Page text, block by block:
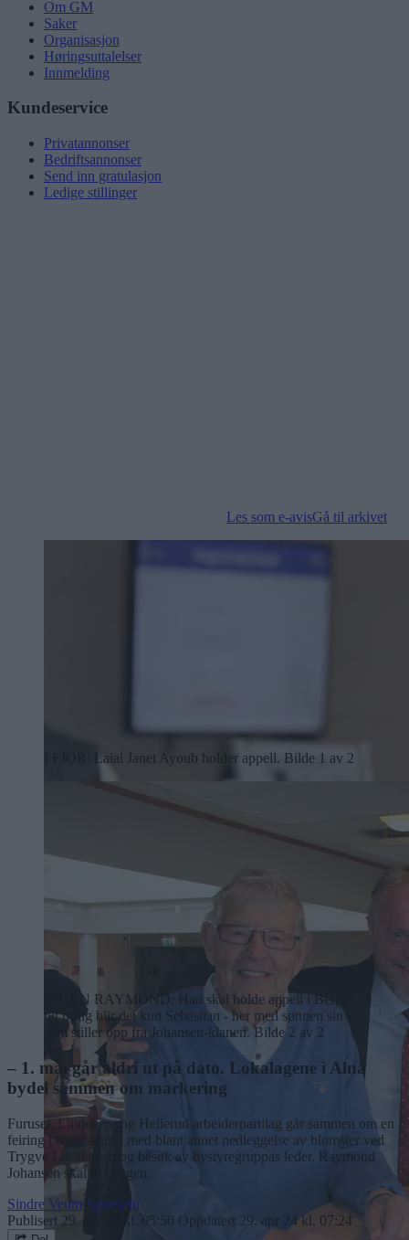
Om GM
Saker
Organisasjon
Høringsuttalelser
Innmelding
Kundeservice
Privatannonser
Bedriftsannonser
Send inn gratulasjon
Ledige stillinger
Les som e-avisGå til arkivet
I FJOR: Laial Janet Ayoub holder appell. Bilde 1 av 2
INGEN RAYMOND: Han skal holde appell i Bergen,
og trolig blir det kun Sebastian - her med sønnen sin -
som stiller opp fra Johansen-klanen.Bilde 2 av 2
– 1. mai går aldri ut på dato. Lokalagene i Alna
bydel sammen om markering
Furuset, Lindeberg og Hellerud arbeiderpartilag går sammen om en
feiring i bydelshuset med blant annet nedleggelse av blomster ved
Trygve Lie-statuen og besøk av bystyregruppas leder. Raymond
Johansen skal til Bergen.
Sindre Veum Apneseth
Publisert 29. apr 24 kl. 05:50 Oppdatert 29. apr 24 kl. 07:24